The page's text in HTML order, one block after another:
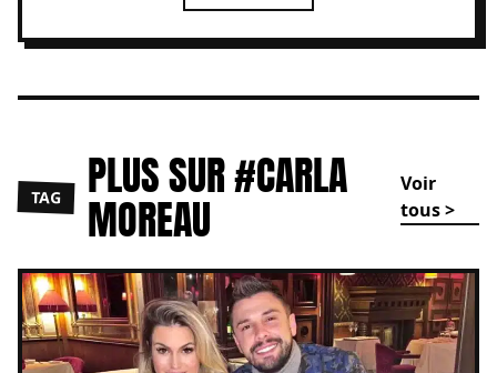
TAG PLUS SUR #CARLA
MOREAU
Voir
tous >